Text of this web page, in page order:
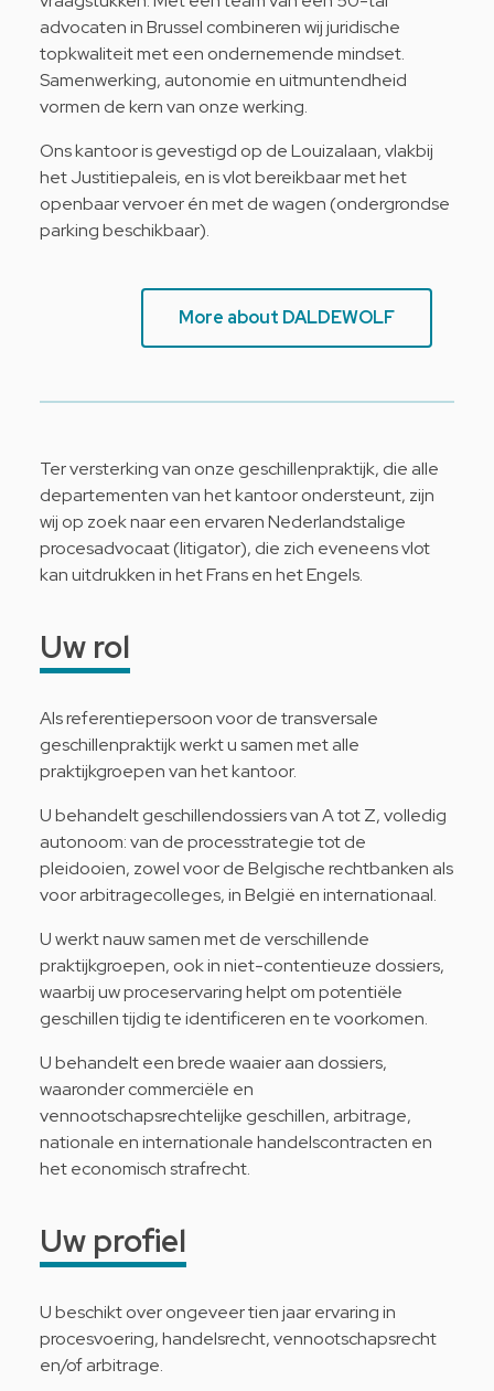
advocaten in Brussel combineren wij juridische
topkwaliteit met een ondernemende mindset.
Samenwerking, autonomie en uitmuntendheid
vormen de kern van onze werking.
Ons kantoor is gevestigd op de Louizalaan, vlakbij
het Justitiepaleis, en is vlot bereikbaar met het
openbaar vervoer én met de wagen (ondergrondse
parking beschikbaar).
More about DALDEWOLF
Ter versterking van onze geschillenpraktijk, die alle
departementen van het kantoor ondersteunt, zijn
wij op zoek naar een ervaren Nederlandstalige
procesadvocaat (litigator), die zich eveneens vlot
kan uitdrukken in het Frans en het Engels.
Uw rol
Als referentiepersoon voor de transversale
geschillenpraktijk werkt u samen met alle
praktijkgroepen van het kantoor.
U behandelt geschillendossiers van A tot Z, volledig
autonoom: van de processtrategie tot de
pleidooien, zowel voor de Belgische rechtbanken als
voor arbitragecolleges, in België en internationaal.
U werkt nauw samen met de verschillende
praktijkgroepen, ook in niet-contentieuze dossiers,
waarbij uw proceservaring helpt om potentiële
geschillen tijdig te identificeren en te voorkomen.
U behandelt een brede waaier aan dossiers,
waaronder commerciële en
vennootschapsrechtelijke geschillen, arbitrage,
nationale en internationale handelscontracten en
het economisch strafrecht.
Uw profiel
U beschikt over ongeveer tien jaar ervaring in
procesvoering, handelsrecht, vennootschapsrecht
en/of arbitrage.